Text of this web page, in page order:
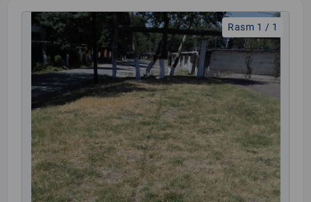
Rasm 1 / 1